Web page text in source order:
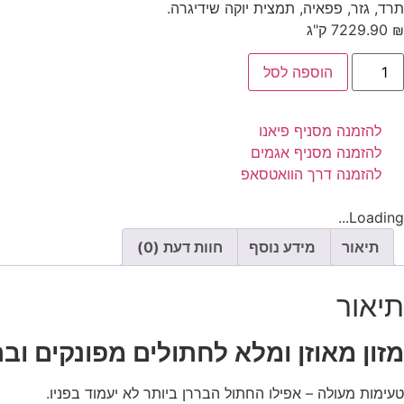
תרד, גזר, פפאיה, תמצית יוקה שידיגרה.
229.90 ₪ 7 ק"ג
הוספה לסל
להזמנה מסניף פיאנו
להזמנה מסניף אגמים
להזמנה דרך הוואטסאפ
Loading...
תיאור
מידע נוסף חוות דעת (0)
תיאור
מזון מאוזן ומלא לחתולים מפונקים
טעימות מעולה – אפילו החתול הבררן ביותר לא יעמוד בפניו.